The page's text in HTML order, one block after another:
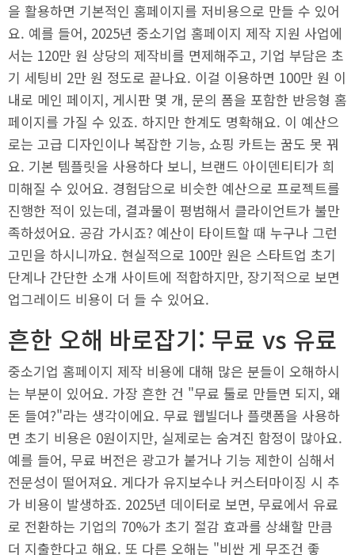
을 활용하면 기본적인 홈페이지를 저비용으로 만들 수 있어
요. 예를 들어, 2025년 중소기업 홈페이지 제작 지원 사업에
서는 120만 원 상당의 제작비를 면제해주고, 기업 부담은 초
기 세팅비 2만 원 정도로 끝나요. 이걸 이용하면 100만 원 이
내로 메인 페이지, 게시판 몇 개, 문의 폼을 포함한 반응형 홈
페이지를 가질 수 있죠. 하지만 한계도 명확해요. 이 예산으
로는 고급 디자인이나 복잡한 기능, 쇼핑 카트는 꿈도 못 꿔
요. 기본 템플릿을 사용하다 보니, 브랜드 아이덴티티가 희
미해질 수 있어요. 경험담으로 비슷한 예산으로 프로젝트를
진행한 적이 있는데, 결과물이 평범해서 클라이언트가 불만
족하셨어요. 공감 가시죠? 예산이 타이트할 때 누구나 그런
고민을 하시니까요. 현실적으로 100만 원은 스타트업 초기
단계나 간단한 소개 사이트에 적합하지만, 장기적으로 보면
업그레이드 비용이 더 들 수 있어요.
흔한 오해 바로잡기: 무료 vs 유료
중소기업 홈페이지 제작 비용에 대해 많은 분들이 오해하시
는 부분이 있어요. 가장 흔한 건 "무료 툴로 만들면 되지, 왜
돈 들여?"라는 생각이에요. 무료 웹빌더나 플랫폼을 사용하
면 초기 비용은 0원이지만, 실제로는 숨겨진 함정이 많아요.
예를 들어, 무료 버전은 광고가 붙거나 기능 제한이 심해서
전문성이 떨어져요. 게다가 유지보수나 커스터마이징 시 추
가 비용이 발생하죠. 2025년 데이터로 보면, 무료에서 유료
로 전환하는 기업의 70%가 초기 절감 효과를 상쇄할 만큼
더 지출한다고 해요. 또 다른 오해는 "비싼 게 무조건 좋